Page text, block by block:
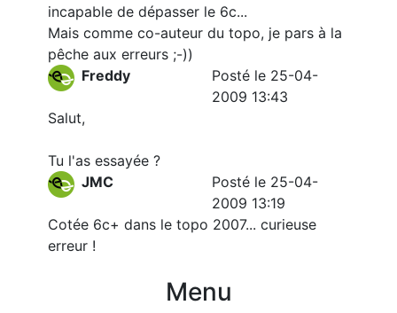
incapable de dépasser le 6c...
Mais comme co-auteur du topo, je pars à la
pêche aux erreurs ;-))
Freddy
Posté le 25-04-
2009 13:43
Salut,
Tu l'as essayée ?
JMC
Posté le 25-04-
2009 13:19
Cotée 6c+ dans le topo 2007... curieuse
erreur !
Menu